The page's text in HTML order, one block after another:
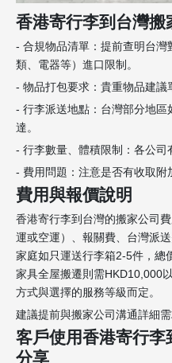
香港寄行李到台灣
- 合規物品清單：提前查明台
類、電器等）進口限制。
- 物品打包要求：貴重物品建議
- 行李派送地點：台灣部分地
達。
- 行李數量、體積限制：各公司
- 費用問題：注意是否有收取附
費用與報價說明
香港寄行李到台灣的搬家公司
運或空運）、報關費、台灣派
家庭如只運送行李箱2-5件，總
家具全屋搬遷則需HKD10,000
方式與選擇的服務等級而定。
建議提前與搬家公司溝通詳細
客戶使用香港寄行
分享